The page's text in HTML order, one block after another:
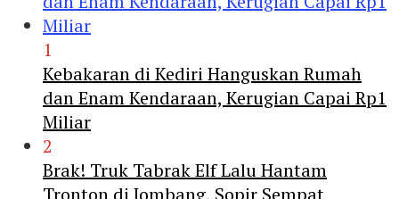
1
Kebakaran di Kediri Hanguskan Rumah
dan Enam Kendaraan, Kerugian Capai Rp1
Miliar
2
Brak! Truk Tabrak Elf Lalu Hantam
Tronton di Jombang, Sopir Sempat